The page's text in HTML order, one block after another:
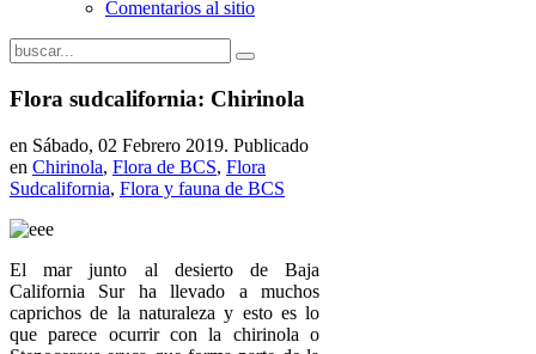
Comentarios al sitio
Flora sudcalifornia: Chirinola
en Sábado, 02 Febrero 2019. Publicado
en Chirinola, Flora de BCS, Flora
Sudcalifornia, Flora y fauna de BCS
El mar junto al desierto de Baja
California Sur ha llevado a muchos
caprichos de la naturaleza y esto es lo
que parece ocurrir con la chirinola o